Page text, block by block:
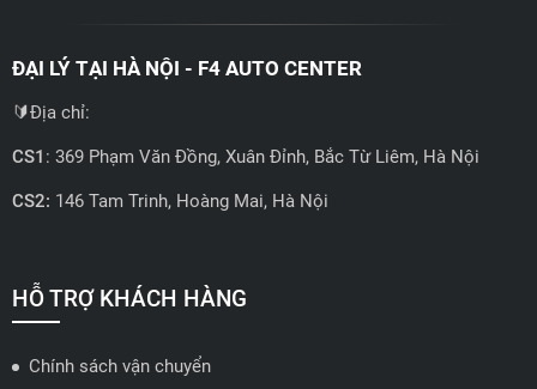
ĐẠI LÝ TẠI HÀ NỘI - F4 AUTO CENTER
🔰Địa chỉ:
CS1 : 369 Phạm Văn Đồng, Xuân Đỉnh, Bắc Từ Liêm, Hà Nội
CS2: 146 Tam Trinh, Hoàng Mai, Hà Nội
🗺️Xem trên bản đồ
HỖ TRỢ KHÁCH HÀNG
Chính sách vận chuyển